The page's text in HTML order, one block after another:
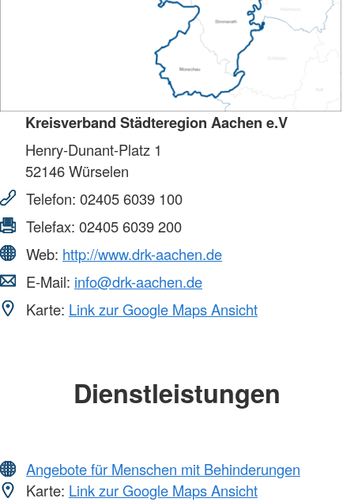
Kreisverband Städteregion Aachen e.V
Henry-Dunant-Platz 1
52146Würselen
Telefon: 02405 6039 100
Telefax: 02405 6039 200
Web: http://www.drk-aachen.de
E-Mail: info@drk-aachen.de
Karte: Link zur Google Maps Ansicht
Dienstleistungen
Angebote für Menschen mit Behinderungen
Karte: Link zur Google Maps Ansicht